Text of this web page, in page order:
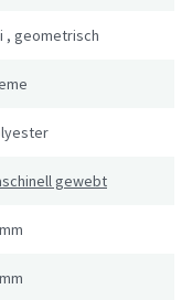
, geometrisch
gewebt